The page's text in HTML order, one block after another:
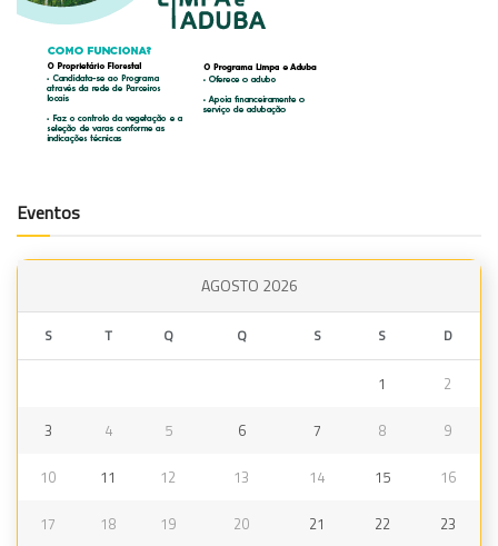
Eventos
AGOSTO 2026
S T Q Q S S D
1 2
3 4 5 6 7 8 9
10 11 12 13 14 15 16
17 18 19 20 21 22 23